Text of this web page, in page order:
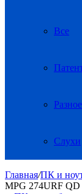
Все
Разное
Слухи
Главная/ПК и
MPG 274URF QD